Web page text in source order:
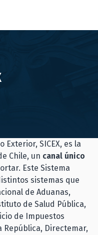
Exterior, SICEX, es la
Chile, un canal único
Este Sistema
sistemas que
de Aduanas,
de Salud Pública,
de Impuestos
República, Directemar,